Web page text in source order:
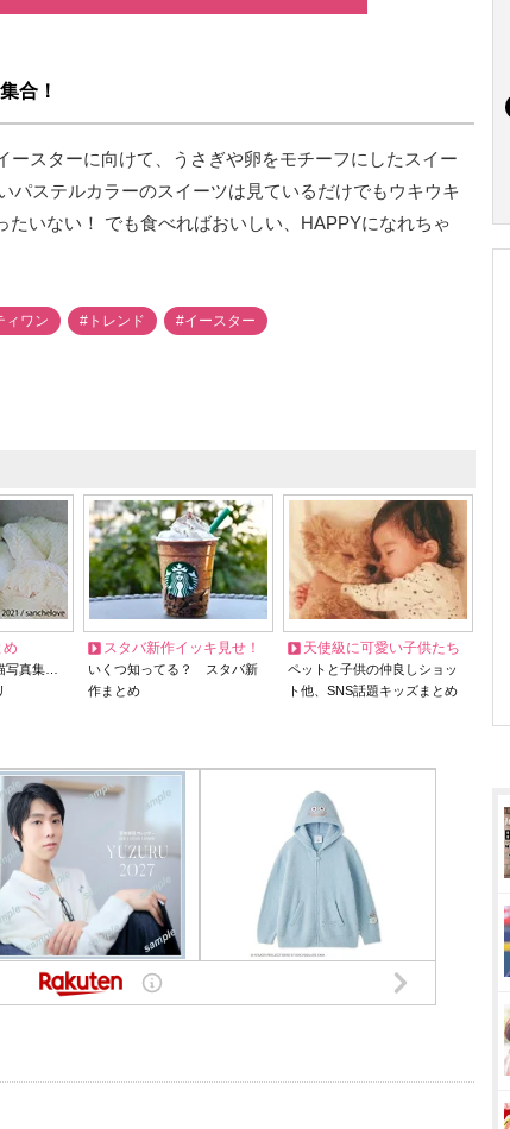
合！
ースターに向けて、うさぎや卵をモチーフにしたスイー
パステルカラーのスイーツは見ているだけでもウキウキ
いない！ でも食べればおいしい、HAPPYになれちゃ
ィワン #トレンド #イースター
め
写真集…
スタバ新作イッキ見せ！
いくつ知ってる？ スタバ新
作まとめ
天使級に可愛い子供たち
ペットと子供の仲良しショッ
ト他、SNS話題キッズまとめ